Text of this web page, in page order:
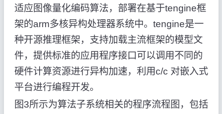
适应图像量化编码算法，部署在基于tengine框
架的arm多核异构处理器系统中。tengine是一
种开源推理框架，支持加载主流框架的模型文
件，提供标准的应用程序接口可以调用不同的
硬件计算资源进行异构加速，利用c/c 对嵌入式
平台进行编程开发。
图3所示为算法子系统相关的程序流程图，包括